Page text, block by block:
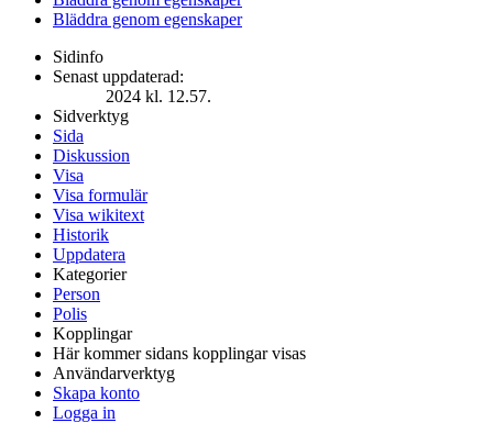
Bläddra genom egenskaper
Sidinfo
Senast uppdaterad:
2024 kl. 12.57.
Sidverktyg
Sida
Diskussion
Visa
Visa formulär
Visa wikitext
Historik
Uppdatera
Kategorier
Person
Polis
Kopplingar
Här kommer sidans kopplingar visas
Användarverktyg
Skapa konto
Logga in